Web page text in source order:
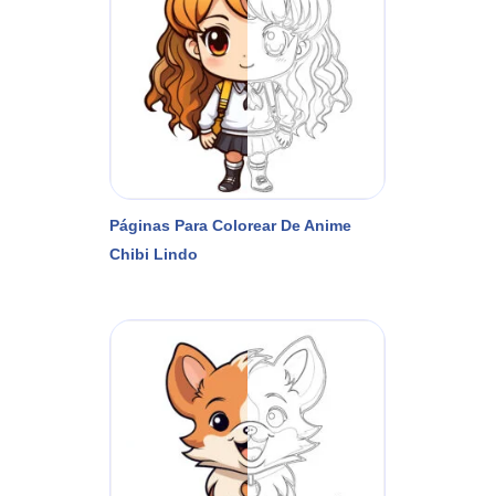
Páginas Para Colorear De Anime
Chibi Lindo